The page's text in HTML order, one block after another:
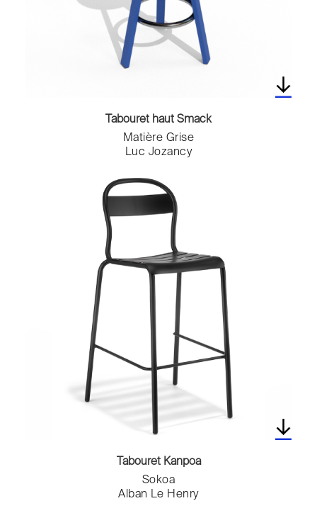
Tabouret haut Smack
Matière Grise
Luc Jozancy
Tabouret Kanpoa
Sokoa
Alban Le Henry